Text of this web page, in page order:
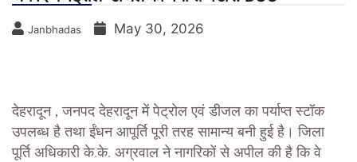
Janbhadas May 30, 2026
देहरादून , जनपद देहरादून में पेट्रोल एवं डीजल का पर्याप्त स्टॉक
उपलब्ध है तथा ईंधन आपूर्ति पूरी तरह सामान्य बनी हुई है। जिला
पूर्ति अधिकारी के.के. अग्रवाल ने नागरिकों से अपील की है कि वे